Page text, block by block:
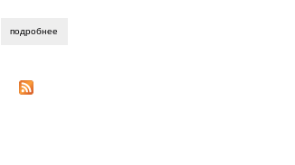
подробнее